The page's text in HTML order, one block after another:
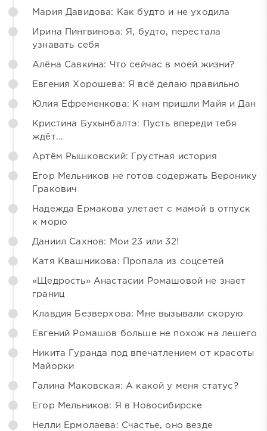
Мария Давидова: Как будто и не уходила
Ирина Пингвинова: Я, будто, перестала
узнавать себя
Алёна Савкина: Что сейчас в моей жизни?
Евгения Хорошева: Я всё делаю правильно
Юлия Ефременкова: К нам пришли Майя и Дан
Кристина Бухынбалтэ: Пусть впереди тебя
ждёт...
Артём Рышковский: Грустная история
Егор Мельников не готов содержать Веронику
Гракович
Надежда Ермакова улетает с мамой в отпуск
к морю
Даниил Сахнов: Мои 23 или 32!
Катя Квашникова: Пропала из соцсетей
«Щедрость» Анастасии Ромашовой не знает
границ
Клавдия Безверхова: Мне вызывали скорую
Евгений Ромашов больше не похож на лешего
Никита Гуранда под впечатлением от красоты
Майорки
Галина Маковская: А какой у меня статус?
Егор Мельников: Я в Новосибирске
Нелли Ермолаева: Счастье, оно везде